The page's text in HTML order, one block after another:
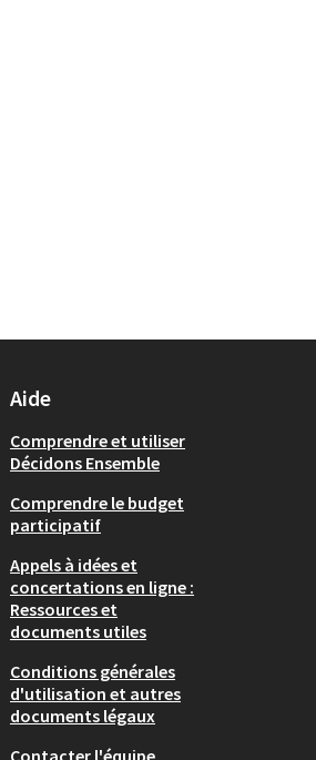
Aide
Comprendre et utiliser
Décidons Ensemble
Comprendre le budget
participatif
Appels à idées et
concertations en ligne :
Ressources et
documents utiles
Conditions générales
d'utilisation et autres
documents légaux
Contacter l'équipe